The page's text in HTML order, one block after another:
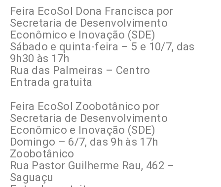
Feira EcoSol Dona Francisca por
Secretaria de Desenvolvimento
Econômico e Inovação (SDE)
Sábado e quinta-feira – 5 e 10/7, das
9h30 às 17h
Rua das Palmeiras – Centro
Entrada gratuita
Feira EcoSol Zoobotânico por
Secretaria de Desenvolvimento
Econômico e Inovação (SDE)
Domingo – 6/7, das 9h às 17h
Zoobotânico
Rua Pastor Guilherme Rau, 462 –
Saguaçu